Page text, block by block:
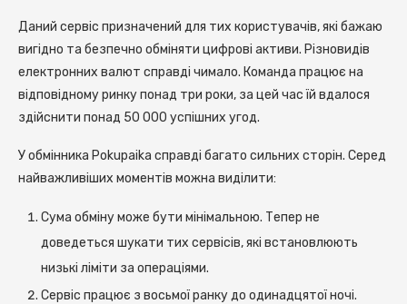
Даний сервіс призначений для тих користувачів, які бажаю
вигідно та безпечно обміняти цифрові активи. Різновидів
електронних валют справді чимало. Команда працює на
відповідному ринку понад три роки, за цей час їй вдалося
здійснити понад 50 000 успішних угод.
У обмінника Pokupaika справді багато сильних сторін. Серед
найважливіших моментів можна виділити:
Сума обміну може бути мінімальною. Тепер не
доведеться шукати тих сервісів, які встановлюють
низькі ліміти за операціями.
Сервіс працює з восьмої ранку до одинадцятої ночі.